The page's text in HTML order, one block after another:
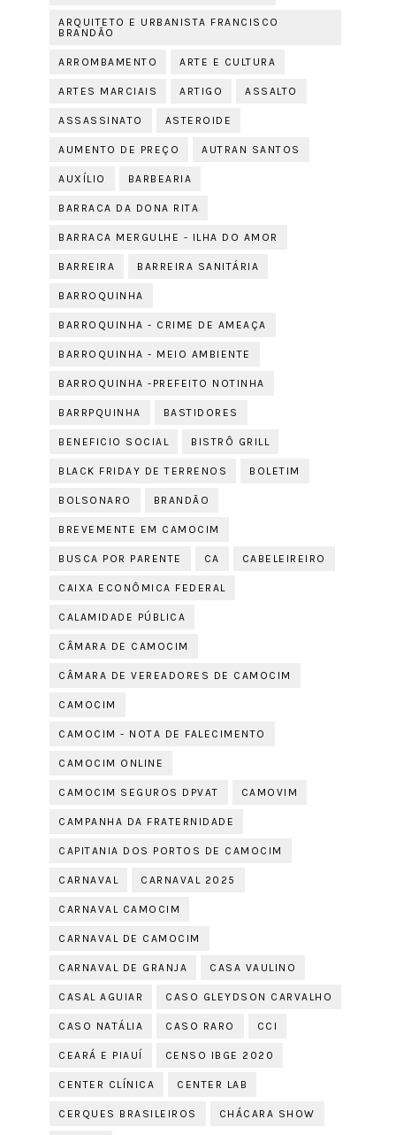
ARQUITETO E URBANISTA FRANCISCO
BRANDÃO
ARROMBAMENTO ARTE E CULTURA
ARTES MARCIAIS ARTIGO ASSALTO
ASSASSINATO ASTEROIDE
AUMENTO DE PREÇO AUTRAN SANTOS
AUXÍLIO BARBEARIA
BARRACA DA DONA RITA
BARRACA MERGULHE - ILHA DO AMOR
BARREIRA BARREIRA SANITÁRIA
BARROQUINHA
BARROQUINHA - CRIME DE AMEAÇA
BARROQUINHA - MEIO AMBIENTE
BARROQUINHA -PREFEITO NOTINHA
BARRPQUINHA BASTIDORES
BENEFICIO SOCIAL BISTRÔ GRILL
BLACK FRIDAY DE TERRENOS BOLETIM
BOLSONARO BRANDÃO
BREVEMENTE EM CAMOCIM
BUSCA POR PARENTE CA CABELEIREIRO
CAIXA ECONÔMICA FEDERAL
CALAMIDADE PÚBLICA
CÂMARA DE CAMOCIM
CÂMARA DE VEREADORES DE CAMOCIM
CAMOCIM
CAMOCIM - NOTA DE FALECIMENTO
CAMOCIM ONLINE
CAMOCIM SEGUROS DPVAT CAMOVIM
CAMPANHA DA FRATERNIDADE
CAPITANIA DOS PORTOS DE CAMOCIM
CARNAVAL CARNAVAL 2025
CARNAVAL CAMOCIM
CARNAVAL DE CAMOCIM
CARNAVAL DE GRANJA CASA VAULINO
CASAL AGUIAR CASO GLEYDSON CARVALHO
CASO NATÁLIA CASO RARO CCI
CEARÁ E PIAUÍ CENSO IBGE 2020
CENTER CLÍNICA CENTER LAB
CERQUES BRASILEIROS CHÁCARA SHOW